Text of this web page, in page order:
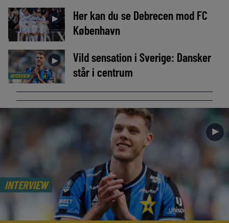
►
Her kan du se Debrecen mod FC
København
INTERVIEW
►
Vild sensation i Sverige: Dansker
står i centrum
INTERVIEW
►